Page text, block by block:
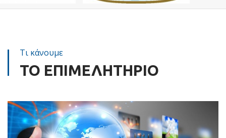
Τι κάνουμε
ΤΟ ΕΠΙΜΕΛΗΤΗΡΙΟ